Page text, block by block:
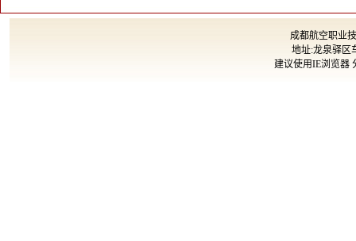
成都航空职业
地址:龙泉驿区
建议使用IE浏览器